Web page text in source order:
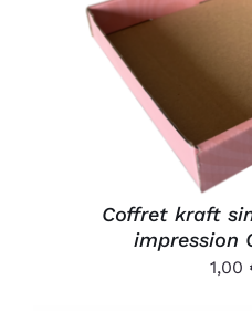
Coffret kraft
impression
1,00